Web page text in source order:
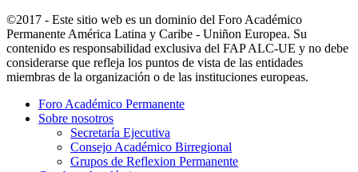
©2017 - Este sitio web es un dominio del Foro Académico
Permanente América Latina y Caribe - Uniñon Europea. Su
contenido es responsabilidad exclusiva del FAP ALC-UE y no debe
considerarse que refleja los puntos de vista de las entidades
miembras de la organización o de las instituciones europeas.
Foro Académico Permanente
Sobre nosotros
Secretaría Ejecutiva
Consejo Académico Birregional
Grupos de Reflexion Permanente